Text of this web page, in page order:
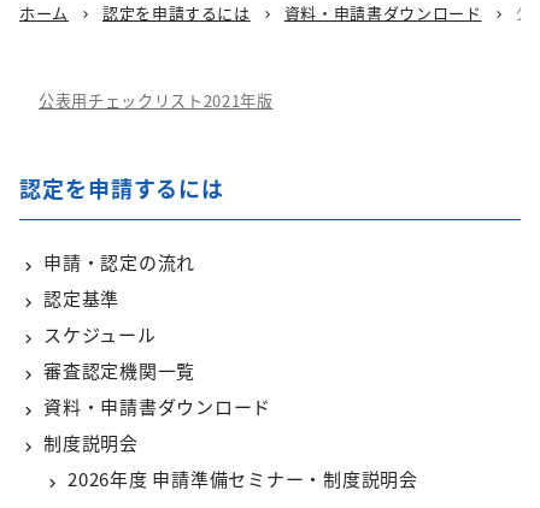
ホーム chevron_right 認定を申請するには chevron_right 資料・申請書ダウンロード chevron_right 公
公表用チェックリスト2021年版
認定を申請するには
申請・認定の流れ
認定基準
スケジュール
審査認定機関一覧
資料・申請書ダウンロード
制度説明会
2026年度 申請準備セミナー・制度説明会